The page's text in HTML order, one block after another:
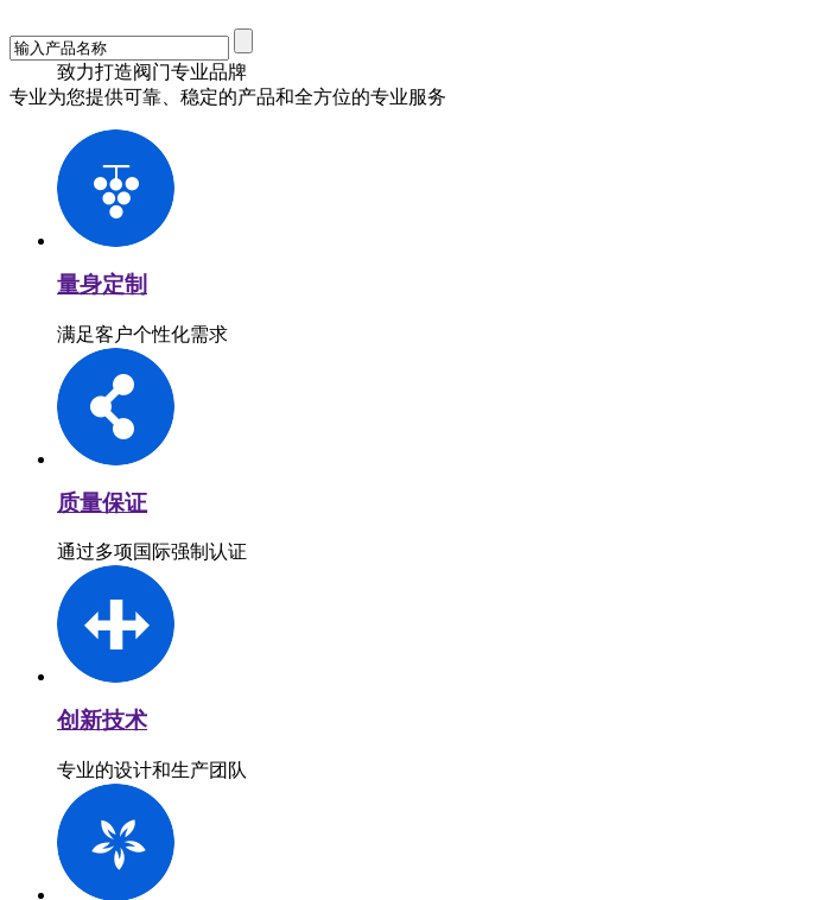
致力打造阀门专业品牌
专业为您提供可靠、稳定的产品和全方位的专业服务
量身定制
满足客户个性化需求
质量保证
通过多项国际强制认证
创新技术
专业的设计和生产团队